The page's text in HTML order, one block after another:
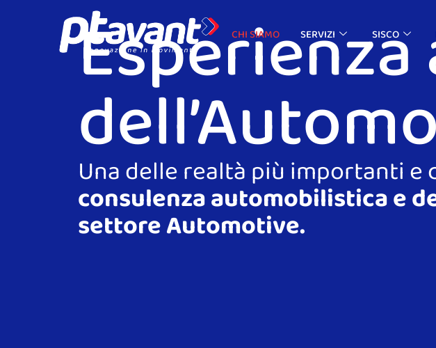
CHI SIAMO SERVIZI SISCO
Una delle realtà più importanti
consulenza automobilistica e
settore Automotive.